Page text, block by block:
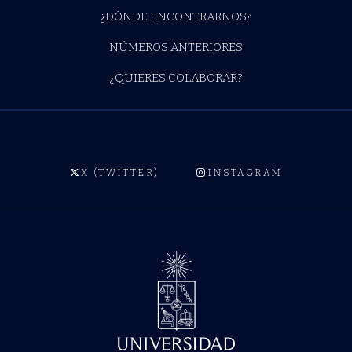
¿DÓNDE ENCONTRARNOS?
NÚMEROS ANTERIORES
¿QUIERES COLABORAR?
X (TWITTER) INSTAGRAM